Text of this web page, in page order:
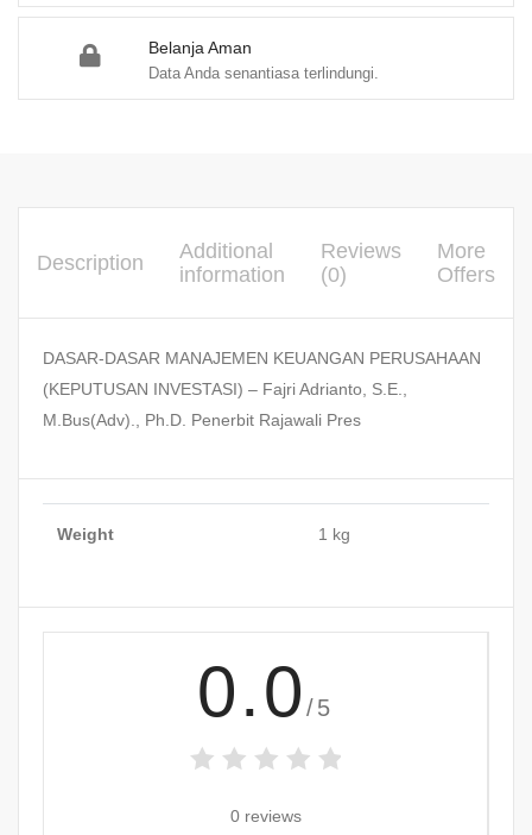
Belanja Aman
Data Anda senantiasa terlindungi.
Description
Additional
information
Reviews
(0)
More
Offers
DASAR-DASAR MANAJEMEN KEUANGAN PERUSAHAAN
(KEPUTUSAN INVESTASI) – Fajri Adrianto, S.E.,
M.Bus(Adv)., Ph.D. Penerbit Rajawali Pres
Weight 1 kg
0.0 /5
0 reviews